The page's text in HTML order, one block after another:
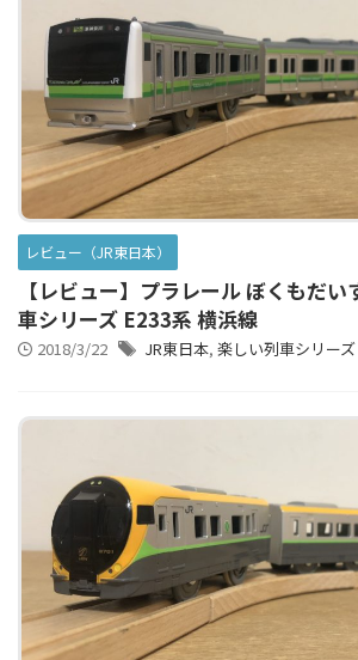
レビュー（JR東日本）
【レビュー】プラレール ぼくもだ
車シリーズ E233系 横浜線
2018/3/22 JR東日本, 楽しい列車シリーズ